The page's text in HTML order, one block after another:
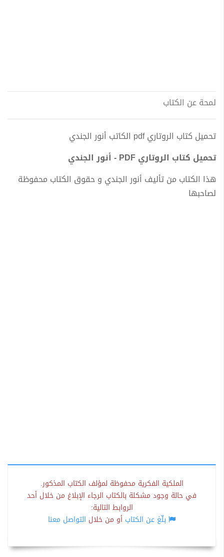
لمحة عن الكتاب
تحميل كتاب الروتاري pdf الكاتب أنور الجندي
تحميل كتاب الروتاري PDF - أنور الجندي
هذا الكتاب من تأليف أنور الجندي و حقوق الكتاب محفوظة
لصاحبها
الملكية الفكرية محفوظة لمؤلف الكتاب المذكور.
في حالة وجود مشكلة بالكتاب الرجاء الإبلاغ من خلال أحد
الروابط التالية:
بلّغ عن الكتاب أو من خلال التواصل معنا